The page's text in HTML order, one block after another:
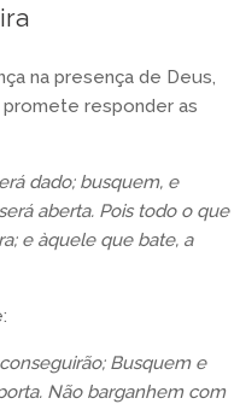
na presença de Deus,
responder as
dado; busquem, e
aberta. Pois todo o que
e àquele que bate, a
Busquem e
Não barganhem com